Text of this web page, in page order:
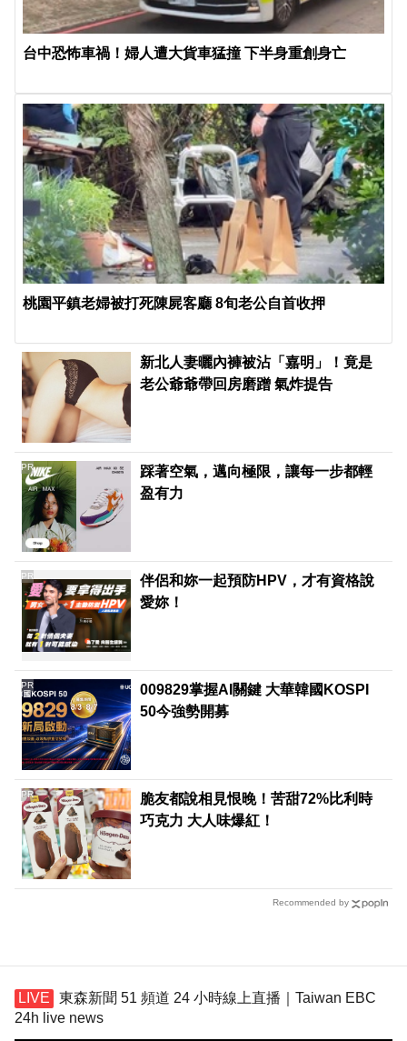
台中恐怖車禍！婦人遭大貨車猛撞 下半身重創身亡
桃園平鎮老婦被打死陳屍客廳 8旬老公自首收押
新北人妻曬內褲被沾「嘉明」！竟是
老公爺爺帶回房磨蹭 氣炸提告
踩著空氣，邁向極限，讓每一步都輕
盈有力
PR
伴侶和妳一起預防HPV，才有資格說
愛妳！
PR
009829掌握AI關鍵 大華韓國KOSPI
50今強勢開募
PR
脆友都說相見恨晚！苦甜72%比利時
巧克力 大人味爆紅！
PR
Recommended by
東森新聞 51 頻道 24 小時線上直播｜Taiwan EBC
24h live news